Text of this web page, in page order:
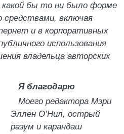
какой бы то ни было форме
включая
и в корпоративных
использования
владельца авторских
Я благодарю
Моего редактора Мэри
Эллен О’Нил, острый
разум и карандаш